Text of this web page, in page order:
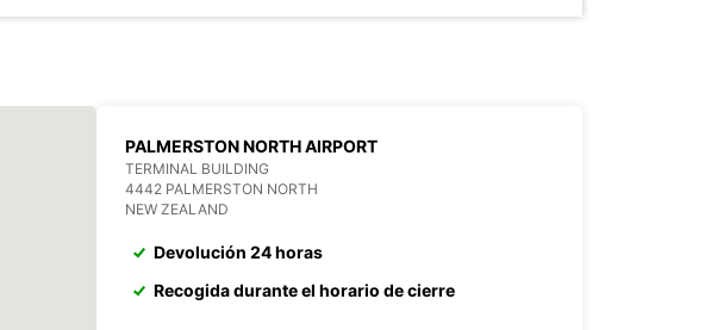
PALMERSTON NORTH AIRPORT
TERMINAL BUILDING
4442 PALMERSTON NORTH
NEW ZEALAND
Devolución 24 horas
Recogida durante el horario de cierre